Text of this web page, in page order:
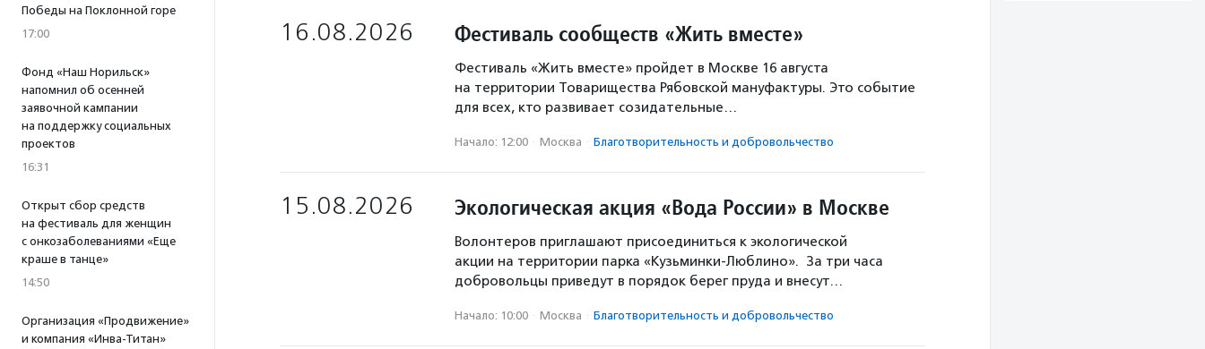
Победы на Поклонной горе
17:00
Фонд «Наш Норильск»
напомнил об осенней
заявочной кампании
на поддержку социальных
проектов
16:31
Открыт сбор средств
на фестиваль для женщин
с онкозаболеваниями «Еще
краше в танце»
14:50
Организация «Продвижение»
и компания «Инва-Титан»
16.08.2026 Фестиваль сообществ «Жить вместе»
Фестиваль «Жить вместе» пройдет в Москве 16 августа
на территории Товарищества Рябовской мануфактуры. Это событие
для всех, кто развивает созидательные…
Начало: 12:00 · Москва · Благотвори­тель­ность и доброволь­чест­во
15.08.2026 Экологическая акция «Вода России» в Москве
Волонтеров приглашают присоединиться к экологической
акции на территории парка «Кузьминки-Люблино». За три часа
добровольцы приведут в порядок берег пруда и внесут…
Начало: 10:00 · Москва · Благотвори­тель­ность и доброволь­чест­во